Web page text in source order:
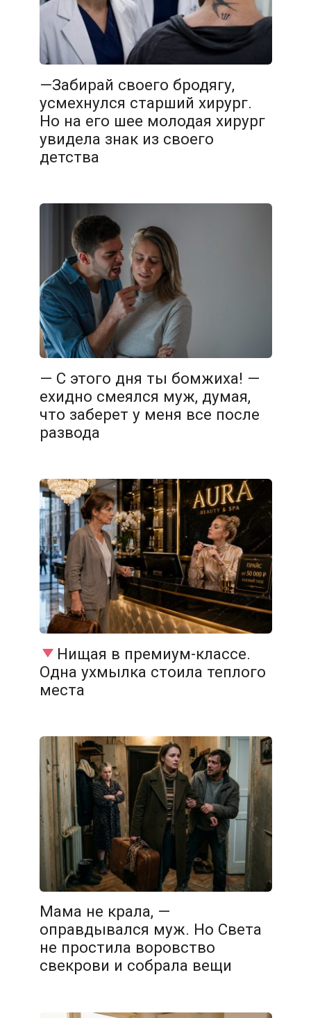
—Забирай своего бродягу,
усмехнулся старший хирург.
Но на его шее молодая хирург
увидела знак из своего
детства
— С этого дня ты бомжиха! —
ехидно смеялся муж, думая,
что заберет у меня все после
развода
Нищая в премиум-классе.
Одна ухмылка стоила теплого
места
Мама не крала, —
оправдывался муж. Но Света
не простила воровство
свекрови и собрала вещи